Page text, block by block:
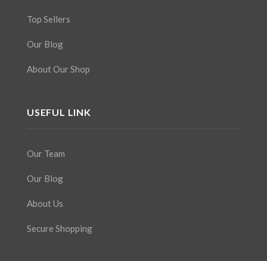
Top Sellers
Our Blog
About Our Shop
USEFUL LINK
Our Team
Our Blog
About Us
Secure Shopping